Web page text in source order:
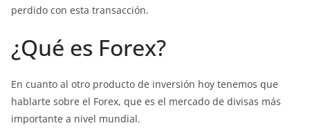
perdido con esta transacción.
¿Qué es Forex?
En cuanto al otro producto de inversión hoy tenemos que
hablarte sobre el Forex, que es el mercado de divisas más
importante a nivel mundial.